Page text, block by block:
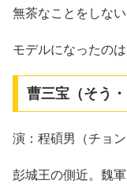
無茶なことをしな
モデルになったの
曹三宝（そう・
演：程碩男（チョン
彭城王の側近。魏